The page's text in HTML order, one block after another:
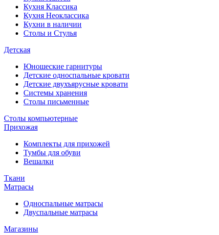
Кухня Классика
Кухня Неоклассика
Кухни в наличии
Столы и Стулья
Детская
Юношеские гарнитуры
Детские односпальные кровати
Детские двухъярусные кровати
Системы хранения
Столы письменные
Столы компьютерные
Прихожая
Комплекты для прихожей
Тумбы для обуви
Вешалки
Ткани
Матрасы
Односпальные матрасы
Двуспальные матрасы
Магазины